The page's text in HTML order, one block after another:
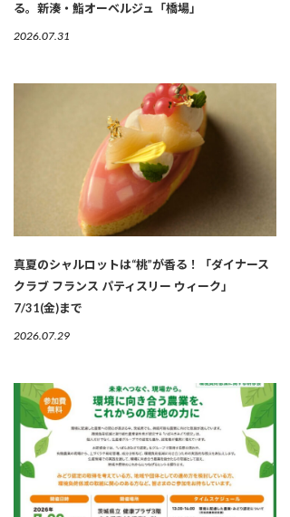
る。新湊・鮨オーベルジュ「橋場」
2026.07.31
真夏のシャルロットは“桃”が香る！「ダイナース
クラブ フランス パティスリー ウィーク」
7/31(金)まで
2026.07.29